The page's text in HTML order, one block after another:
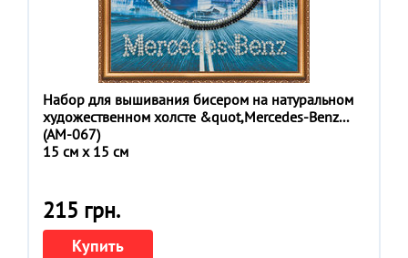
Набор для вышивания бисером на натуральном
художественном холсте &quot,Mercedes-Benz...
(АM-067)
15 см x 15 см
215 грн.
Купить